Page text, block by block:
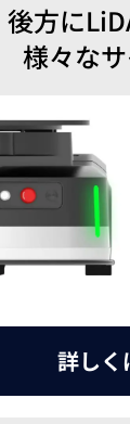
方に
様々な
詳しく